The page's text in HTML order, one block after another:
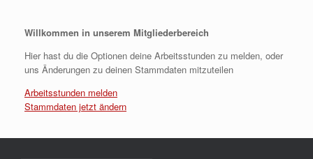
Willkommen in unserem Mitgliederbereich
Hier hast du die Optionen deine Arbeitsstunden zu melden, oder
uns Änderungen zu deinen Stammdaten mitzuteilen
Arbeitsstunden melden
Stammdaten jetzt ändern